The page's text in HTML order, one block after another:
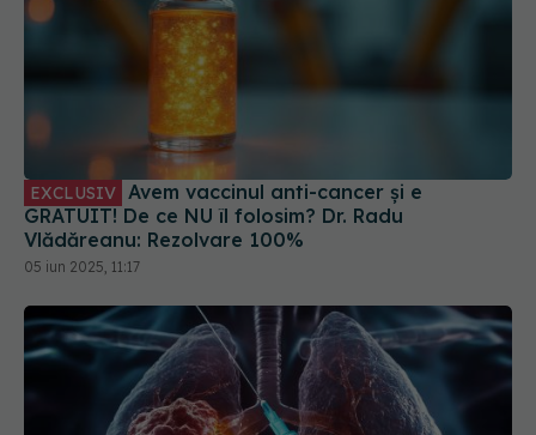
EXCLUSIV
GRATUIT! De ce NU îl folosim? Dr. Radu
Vlădăreanu: Rezolvare 100%
05 iun 2025, 11:17